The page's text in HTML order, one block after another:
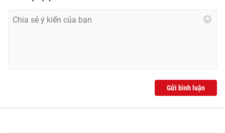
Email: toasoan@vtv.vn
Gửi bình luận